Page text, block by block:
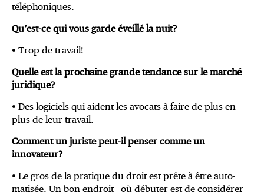
téléphoniques.
Qu’est-ce qui vous garde éveillé la nuit?
• Trop de travail!
Quelle est la prochaine grande tendance sur le marché
juridique?
• Des logiciels qui aident les avocats à faire de plus en
plus de leur travail.
Comment un juriste peut-il penser comme un
innovateur?
• Le gros de la pratique du droit est prête à être auto­
matisée. Un bon endroit où débuter est de consi­dérer